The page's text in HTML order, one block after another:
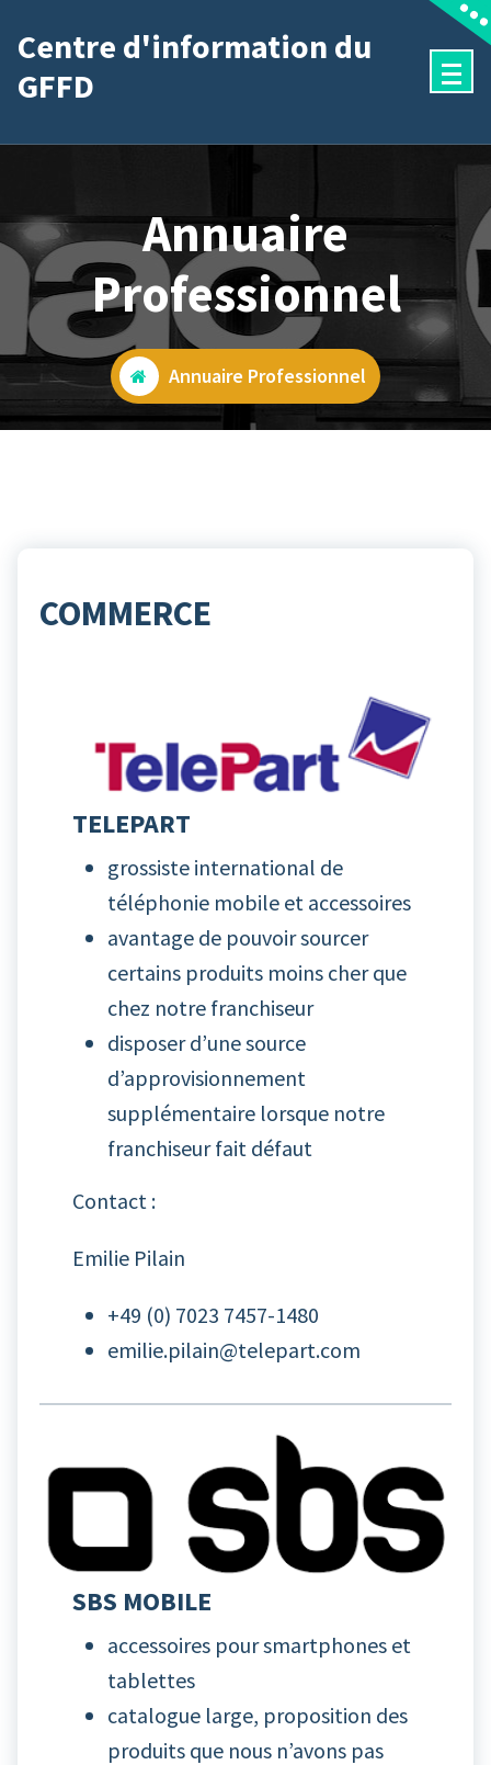
au
contenu
Centre d'information du
GFFD
Annuaire
Professionnel
Annuaire Professionnel
COMMERCE
TELEPART
grossiste international de
téléphonie mobile et accessoires
avantage de pouvoir sourcer
certains produits moins cher que
chez notre franchiseur
disposer d’une source
d’approvisionnement
supplémentaire lorsque notre
franchiseur fait défaut
Contact :
Emilie Pilain
+49 (0) 7023 7457-1480
emilie.pilain@telepart.com
SBS MOBILE
accessoires pour smartphones et
tablettes
catalogue large, proposition des
produits que nous n’avons pas